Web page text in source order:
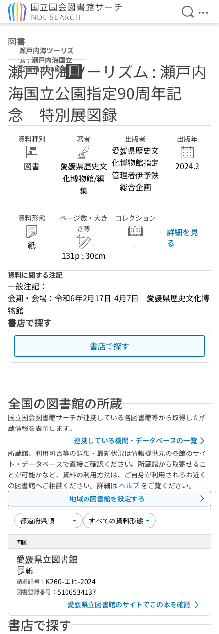
検索を
メ
図書
瀬戸内海ツーリズ
ム : 瀬戸内海国立
公園指定90周年記
念 特別展図録
瀬戸内海ツーリズム : 瀬戸内
海国立公園指定90周年記
念 特別展図録
資料種別
図書
著者
愛媛県歴史文
化博物館/編
集
出版者
愛媛県歴史文
化博物館指定
管理者伊予鉄
総合企画
出版年
2024.2
資料形態
紙
ページ数・大き
さ等
131p ; 30cm
コレクション
-
詳細を見
る
資料に関する注記
一般注記：
会期・会場：令和6年2月17日-4月7日　愛媛県歴史文化博
物館
書店で探す
書店で探す
全国の図書館の所蔵
国立国会図書館サーチが連携している各図書館等から取得した所
蔵情報を表示します。
連携している機関・データベースの一覧
所蔵館、利用可否等の詳細・最新状況は情報提供元の各館のサイ
ト・データベースで直接ご確認ください。所蔵館から取寄せるこ
とが可能かなど、資料の利用方法は、ご自身が利用されるお近く
の図書館へご相談ください。詳細は ヘルプ をご覧ください。
地域の図書館を設定する
四国
愛媛県立図書館
紙
請求記号： K260-エヒ-2024
図書登録番号： 5106534137
愛媛県立図書館のサイトでこの本を確認
書店で探す